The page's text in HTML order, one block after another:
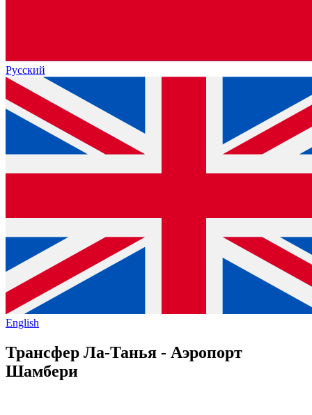
Русский
English
Трансфер Ла-Танья - Аэропорт
Шамбери